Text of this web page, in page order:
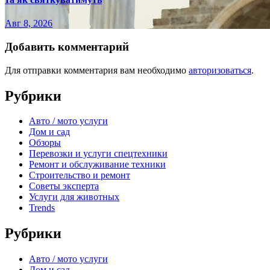
Авг 8, 2026
Добавить комментарий
Для отправки комментария вам необходимо авторизоваться.
Рубрики
Авто / мото услуги
Дом и сад
Обзоры
Перевозки и услуги спецтехники
Ремонт и обслуживание техники
Строительство и ремонт
Советы эксперта
Услуги для животных
Trends
Рубрики
Авто / мото услуги